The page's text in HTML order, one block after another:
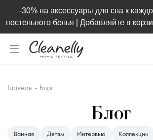
-30% на аксессуары для сна к
постельного белья | Добавляйте в
Главная - Блог
Блог
Ванная Детям Интервью Коллекции